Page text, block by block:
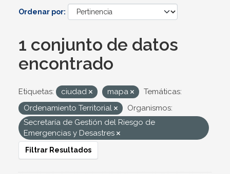
Ordenar por
1 conjunto de datos
encontrado
Etiquetas: ciudad mapa
Temáticas:
Ordenamiento Territorial
Organismos:
Secretaría de Gestión del Riesgo de
Emergencias y Desastres
Filtrar Resultados